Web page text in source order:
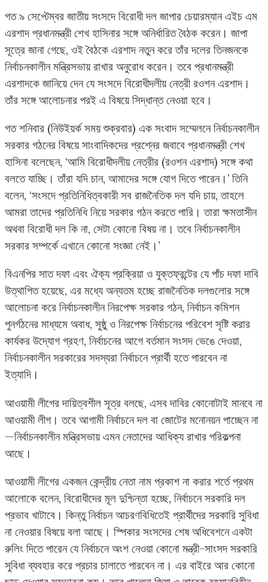
গত ৯ সেপ্টেম্বর জাতীয় সংসদে বিরোধী দল জাপার চেয়ারম্যান এইচ এম
এরশাদ প্রধানমন্ত্রী শেখ হাসিনার সঙ্গে অনির্ধারিত বৈঠক করেন। জাপা
সূত্রে জানা গেছে, ওই বৈঠকে এরশাদ নতুন করে তাঁর দলের তিনজনকে
নির্বাচনকালীন মন্ত্রিসভায় রাখার অনুরোধ করেন। তবে প্রধানমন্ত্রী
এরশাদকে জানিয়ে দেন যে সংসদে বিরোধীদলীয় নেত্রী রওশন এরশাদ।
তাঁর সঙ্গে আলোচনার পরই এ বিষয়ে সিদ্ধান্ত নেওয়া হবে।
গত শনিবার (নিউইয়র্ক সময় শুক্রবার) এক সংবাদ সম্মেলনে নির্বাচনকালীন
সরকার গঠনের বিষয়ে সাংবাদিকদের প্রশ্নের জবাবে প্রধানমন্ত্রী শেখ
হাসিনা বলেছেন, ‘আমি বিরোধীদলীয় নেত্রীর (রওশন এরশাদ) সঙ্গে কথা
বলতে যাচ্ছি। তাঁরা যদি চান, আমাদের সঙ্গে যোগ দিতে পারেন।’ তিনি
বলেন, ‘সংসদে প্রতিনিধিত্বকারী সব রাজনৈতিক দল যদি চায়, তাহলে
আমরা তাদের প্রতিনিধি নিয়ে সরকার গঠন করতে পারি। তারা ক্ষমতাসীন
অথবা বিরোধী দল কি না, সেটা কোনো বিষয় না। তবে নির্বাচনকালীন
সরকার সম্পর্কে এখানে কোনো সংজ্ঞা নেই।’
বিএনপির সাত দফা এবং ঐক্য প্রক্রিয়া ও যুক্তফ্রন্টের যে পাঁচ দফা দাবি
উত্থাপিত হয়েছে, এর মধ্যে অন্যতম হচ্ছে রাজনৈতিক দলগুলোর সঙ্গে
আলোচনা করে নির্বাচনকালীন নিরপেক্ষ সরকার গঠন, নির্বাচন কমিশন
পুনর্গঠনের মাধ্যমে অবাধ, সুষ্ঠু ও নিরপেক্ষ নির্বাচনের পরিবেশ সৃষ্টি করার
কার্যকর উদ্যোগ গ্রহণ, নির্বাচনের আগে বর্তমান সংসদ ভেঙে দেওয়া,
নির্বাচনকালীন সরকারের সদস্যরা নির্বাচনে প্রার্থী হতে পারবেন না
ইত্যাদি।
আওয়ামী লীগের দায়িত্বশীল সূত্র বলছে, এসব দাবির কোনোটাই মানবে না
আওয়ামী লীগ। তবে আগামী নির্বাচনে দল বা জোটের মনোনয়ন পাচ্ছেন না
—নির্বাচনকালীন মন্ত্রিসভায় এমন নেতাদের আধিক্য রাখার পরিকল্পনা
আছে।
আওয়ামী লীগের একজন কেন্দ্রীয় নেতা নাম প্রকাশ না করার শর্তে প্রথম
আলোকে বলেন, বিরোধীদের মূল দুশ্চিন্তা হচ্ছে, নির্বাচনে সরকারি দল
প্রভাব খাটাবে। কিন্তু নির্বাচন আচরণবিধিতেই প্রার্থীদের সরকারি সুবিধা
না নেওয়ার বিষয়ে বলা আছে। স্পিকার সংসদের শেষ অধিবেশনে একটা
রুলিং দিতে পারেন যে নির্বাচনে অংশ নেওয়া কোনো মন্ত্রী-সাংসদ সরকারি
সুবিধা ব্যবহার করে প্রচার চালাতে পারবেন না। এর বাইরে আর কোনো